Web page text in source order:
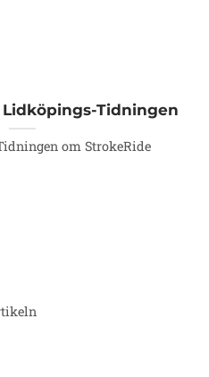
Lidköpings-Tidningen
om StrokeRide